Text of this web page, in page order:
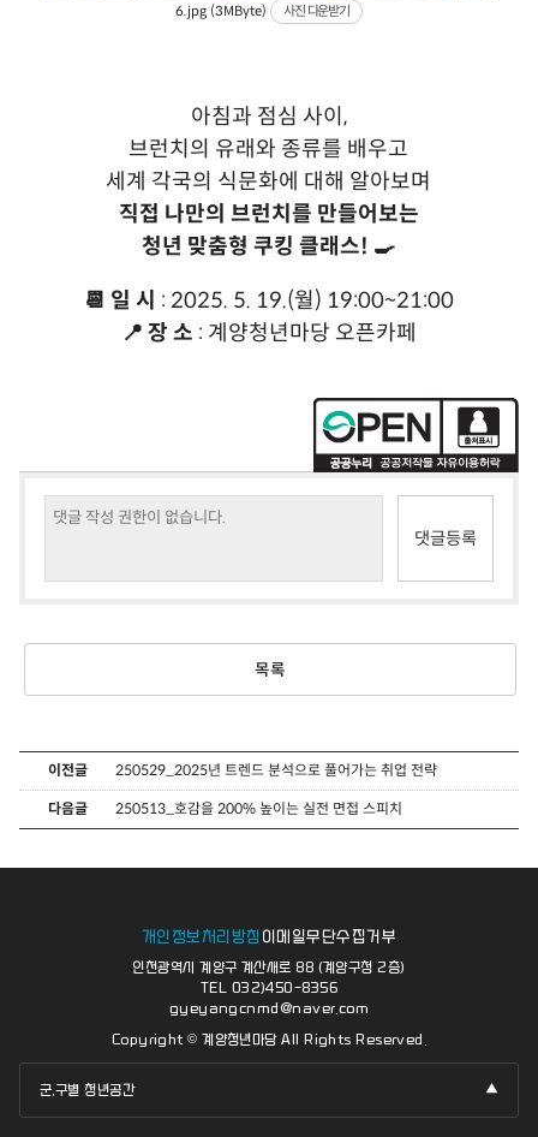
6.jpg (3MByte) 사진 다운받기
아침과 점심 사이,
브런치의 유래와 종류를 배우고
세계 각국의 식문화에 대해 알아보며
직접 나만의 브런치를 만들어보는
청년 맞춤형 쿠킹 클래스! 🍳
📆 일 시 : 2025. 5. 19.(월) 19:00~21:00
📍 장 소 : 계양청년마당 오픈카페
목록
이전글 250529_2025년 트렌드 분석으로 풀어가는 취업 전략
다음글 250513_호감을 200% 높이는 실전 면접 스피치
개인정보처리방침 이메일무단수집거부
군,구별 청년공간
인천광역시 계양구 계산새로 88 (계양구청 2층)
TEL 032)450-8356
gyeyangcnmd@naver.com
Copyright © 계양청년마당 All Rights Reserved.